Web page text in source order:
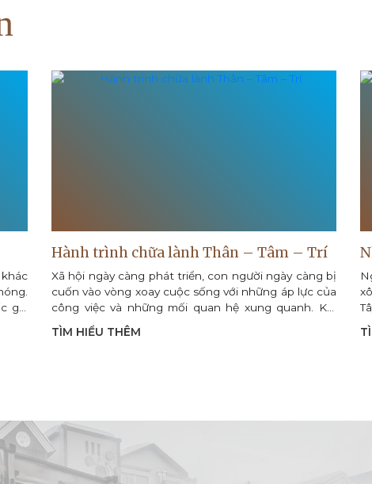
gia
Hành trình chữa lành Thân – Tâm – Trí
Xã hội ngày càng phát triển, con người ngày càng bị
cuốn vào vòng xoay cuộc sống với những áp lực của
công việc và những mối quan hệ xung quanh. Khi
đời sống ngày càng phát triển, mức...
TÌM HIỂU THÊM